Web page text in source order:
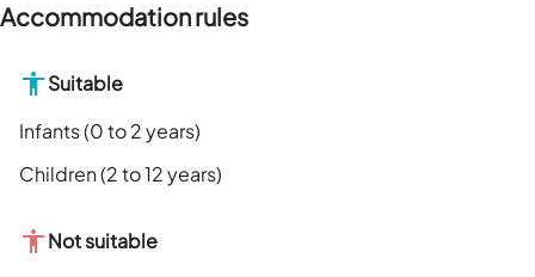
Accommodation rules
Suitable
Infants (0 to 2 years)
Children (2 to 12 years)
Not suitable